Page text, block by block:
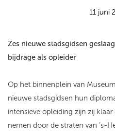
11 juni
Zes nieuwe stadsgidsen
bijdrage als opleider
Op het binnenplein van
nieuwe stadsgidsen hun
intensieve opleiding zijn zij
nemen door de straten van ’s-